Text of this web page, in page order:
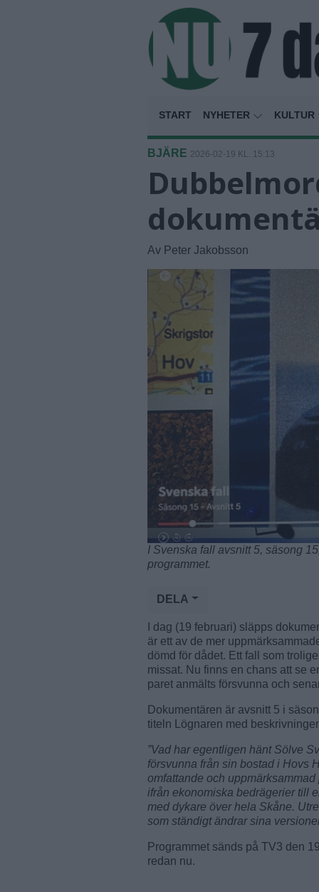
START NYHETER KULTUR
BJÄRE 2026-02-19 KL. 15:13
Av Peter Jakobsson
I Svenska fall avsnitt 5, säsong
programmet.
DELA
I dag (19 februari) släpps
är ett av de mer
dömd för dådet. Ett fall som
missat. Nu finns en chans att se
paret anmälts försvunna och
Dokumentären är avsnitt 5 i
titeln Lögnaren med
”Vad har egentligen hänt Sölve
försvunna från sin bostad i Hovs
omfattande och
ifrån ekonomiska bedrägerier till
med dykare över hela Skåne.
som ständigt ändrar sina
Programmet sänds på TV3 den
redan nu.